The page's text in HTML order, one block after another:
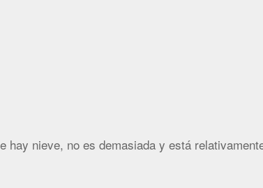
hay nieve, no es demasiada y está